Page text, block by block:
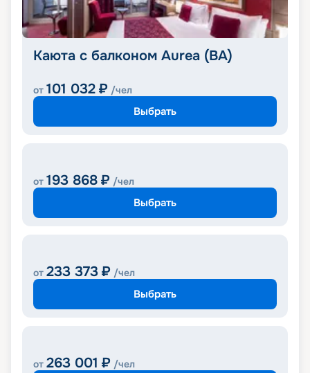
Каюта с балконом Aurea (BA)
от 101 032 ₽ /чел
Выбрать
от 193 868 ₽ /чел
Выбрать
от 233 373 ₽ /чел
Выбрать
от 263 001 ₽ /чел